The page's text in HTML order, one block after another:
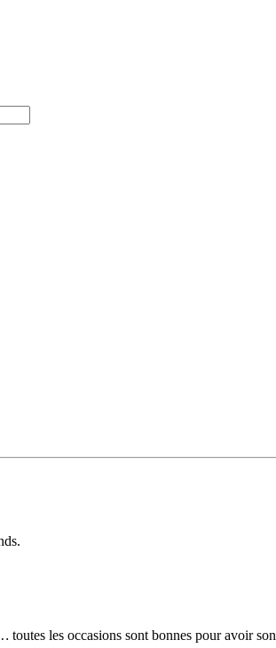
toutes les occasions sont bonnes pour avoir